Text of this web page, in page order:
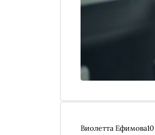
Виолетта Ефимова